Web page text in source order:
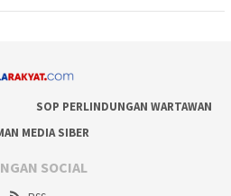
SOP PERLINDUNGAN WARTAWAN
MEDIA SIBER
SOCIAL